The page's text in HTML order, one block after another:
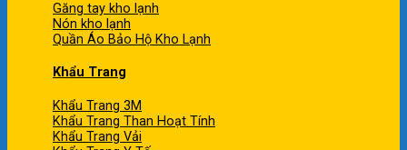
Găng tay kho lạnh
Nón kho lạnh
Quần Áo Bảo Hộ Kho Lạnh
Khẩu Trang
Khẩu Trang 3M
Khẩu Trang Than Hoạt Tính
Khẩu Trang Vải